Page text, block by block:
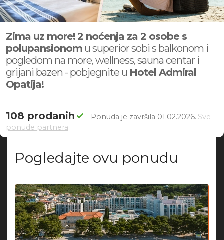
Zima uz more!2 noćenja za 2 osobe s
polupansionom u superior sobi s balkonom i
pogledom na more, wellness, sauna centar i
grijani bazen - pobjegnite u Hotel Admiral
Opatija!
108 prodanih Ponuda je završila 01.02.2026. Sve
ponude partnera
Pogledajte ovu ponudu